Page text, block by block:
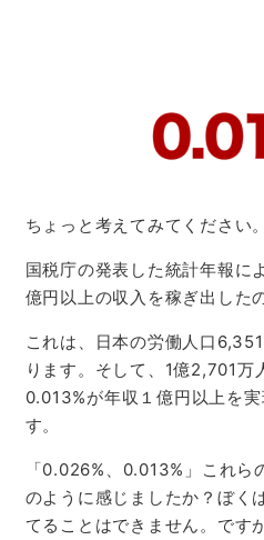
ちょっと考えてみてください。
国税庁の発表した統計年報に
億円以上の収入を稼ぎ出した
これは、日本の労働人口
ります。そして、1億2,701万
0.013%が年収１億円以上を
す。
「0.026%、0.013%」これ
のように感じましたか？ぼく
てることはできません。です